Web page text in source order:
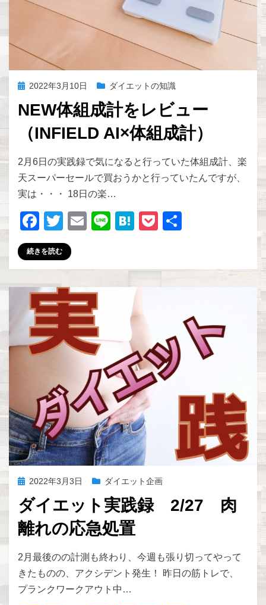
投
日:
2022年3月10日 ダイエットの知識
NEW体組成計をレビュー
（INFIELD AI×体組成計）
投稿者zakkism
2月6日の実践録で気になると行っていた体組成計、楽
天スーパーセールで買おうかと行っていたんですが、
実は・・・ 18日の楽…
F
a
c
b
o
o
k
T
wi
tt
E
Li
H
n
a
P
et
続きを読む
投
日:
2022年3月3日 ダイエット企画
ダイエット実践録 2/27 肉
離れの応急処置
投稿者zakkism
2月最後のの計測も終わり、今週も張り切ってやって
きたものの、アクシデント発生！ 昨日の筋トレで、
プランクワークアウト中…